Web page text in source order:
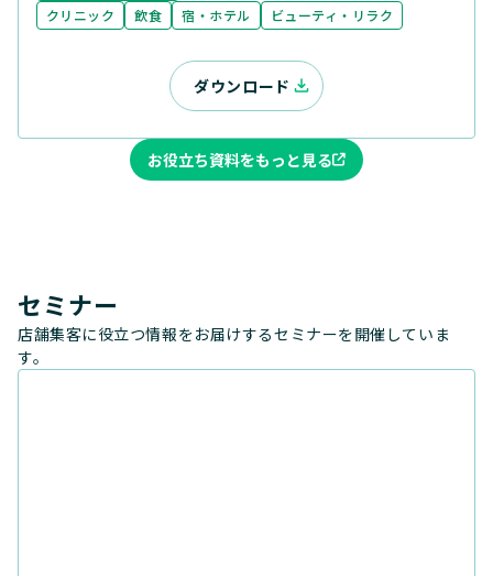
クリニック
飲食 宿・ホテル ビューティ・リラク
ダウンロード
お役立ち資料をもっと見る
セミナー
店舗集客に役立つ情報をお届けするセミナーを開催していま
す。